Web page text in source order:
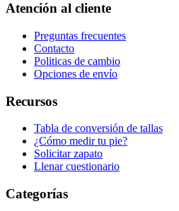
Atención al cliente
Preguntas frecuentes
Contacto
Politicas de cambio
Opciones de envío
Recursos
Tabla de conversión de tallas
¿Cómo medir tu pie?
Solicitar zapato
Llenar cuestionario
Categorías